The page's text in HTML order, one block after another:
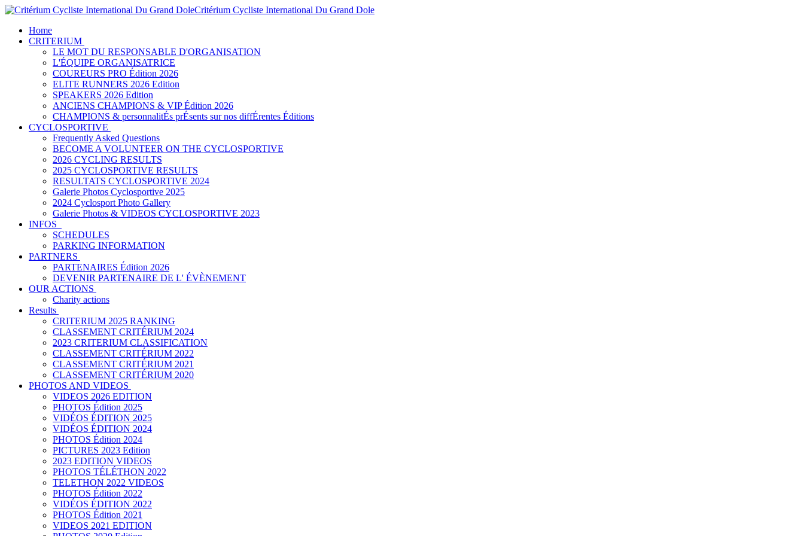
Critérium Cycliste International Du Grand Dole
Home
CRITERIUM
LE MOT DU RESPONSABLE D'ORGANISATION
L'ÉQUIPE ORGANISATRICE
COUREURS PRO Édition 2026
ELITE RUNNERS 2026 Edition
SPEAKERS 2026 Edition
ANCIENS CHAMPIONS & VIP Édition 2026
CHAMPIONS & personnalitÉs prÉsents sur nos diffÉrentes Éditions
CYCLOSPORTIVE
Frequently Asked Questions
BECOME A VOLUNTEER ON THE CYCLOSPORTIVE
2026 CYCLING RESULTS
2025 CYCLOSPORTIVE RESULTS
RESULTATS CYCLOSPORTIVE 2024
Galerie Photos Cyclosportive 2025
2024 Cyclosport Photo Gallery
Galerie Photos & VIDEOS CYCLOSPORTIVE 2023
INFOS
SCHEDULES
PARKING INFORMATION
PARTNERS
PARTENAIRES Édition 2026
DEVENIR PARTENAIRE DE L' ÉVÈNEMENT
OUR ACTIONS
Charity actions
Results
CRITERIUM 2025 RANKING
CLASSEMENT CRITÉRIUM 2024
2023 CRITERIUM CLASSIFICATION
CLASSEMENT CRITÉRIUM 2022
CLASSEMENT CRITÉRIUM 2021
CLASSEMENT CRITÉRIUM 2020
PHOTOS AND VIDEOS
VIDEOS 2026 EDITION
PHOTOS Édition 2025
VIDÉOS ÉDITION 2025
VIDÉOS ÉDITION 2024
PHOTOS Édition 2024
PICTURES 2023 Edition
2023 EDITION VIDEOS
PHOTOS TÉLÉTHON 2022
TELETHON 2022 VIDEOS
PHOTOS Édition 2022
VIDÉOS ÉDITION 2022
PHOTOS Édition 2021
VIDEOS 2021 EDITION